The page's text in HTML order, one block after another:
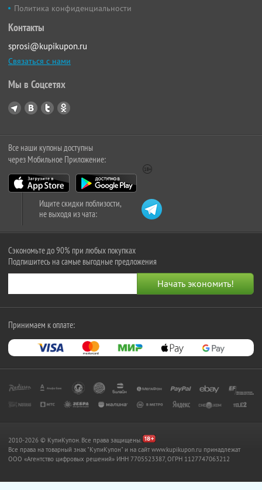
Политика конфиденциальности
Контакты
sprosi@kupikupon.ru
Связаться с нами
Мы в Соцсетях
Все наши купоны доступны
через Мобильное Приложение:
Ищите скидки поблизости,
не выходя из чата:
Сэкономьте до 90% при любых покупках
Подпишитесь на самые выгодные предложения
Принимаем к оплате:
2010-2026 © КупиКупон. Все права защищены.
Все права на товарный знак "КупиКупон" и на сайт www.kupikupon.ru принадлежат
OOO «Агентство цифровых решений» ИНН 7705523387, ОГРН 1127747063212